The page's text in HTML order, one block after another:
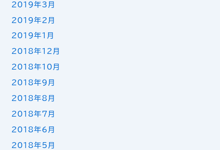
2019年3月
2019年2月
2019年1月
2018年12月
2018年10月
2018年9月
2018年8月
2018年7月
2018年6月
2018年5月